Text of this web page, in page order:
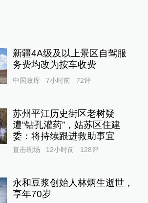
新疆4A级及以上景区自驾服
务费均改为按车收费
中国政库 7小时前 72评
苏州平江历史街区老树疑
遭“钻孔灌药”，姑苏区住建
委：将持续跟进救助事宜
直击现场 12小时前 128评
永和豆浆创始人林炳生逝世，
享年70岁